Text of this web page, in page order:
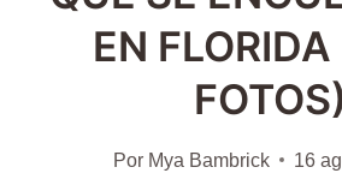
EN
FOTOS)
Por Mya Bambrick 16